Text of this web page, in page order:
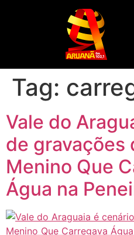
Tag:
Vale do
de gravações
Menino Que
Água na